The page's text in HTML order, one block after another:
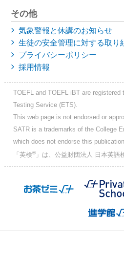
その他
気象警報と休講のお知らせ
生徒の安全管理に対する取り
プライバシーポリシー
採用情報
TOEFL and TOEFL iBT are
Testing Service (ETS).
This web page is not endorsed or
SATR is a trademarks of the College
which does not endorse this
「英検®」は、公益財団法人 日本英語